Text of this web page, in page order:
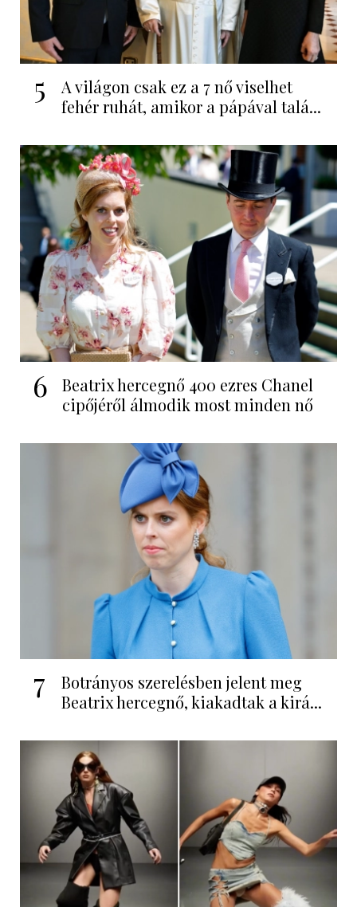
5
A világon csak ez a 7 nő viselhet
fehér ruhát, amikor a pápával talá...
6
Beatrix hercegnő 400 ezres Chanel
cipőjéről álmodik most minden nő
7
Botrányos szerelésben jelent meg
Beatrix hercegnő, kiakadtak a kirá...